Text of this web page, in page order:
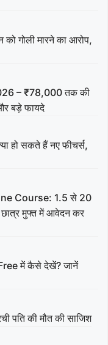
को गोली मारने का आरोप,
– ₹78,000 तक की
बड़े फायदे
हो सकते हैं नए फीचर्स,
Course: 1.5 से 20
मुफ्त में आवेदन कर
में कैसे देखें? जानें
पति की मौत की साजिश